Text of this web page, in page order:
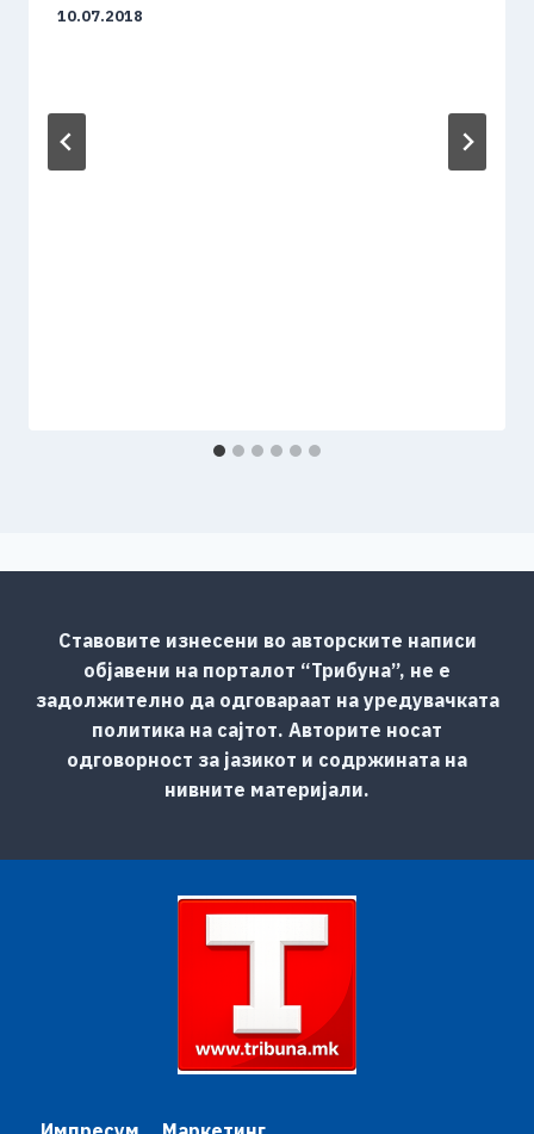
10.07.2018
Ставовите изнесени во авторските написи
објавени на порталот “Трибуна”, не е
задолжително да одговараат на уредувачката
политика на сајтот. Авторите носат
одговорност за јазикот и содржината на
нивните материјали.